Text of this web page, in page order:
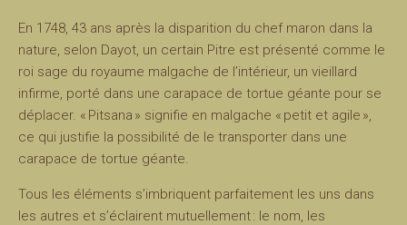
En 1748, 43 ans après la disparition du chef maron dans la
nature, selon Dayot, un certain Pitre est présenté comme le
roi sage du royaume malgache de l’intérieur, un vieillard
infirme, porté dans une carapace de tortue géante pour se
déplacer. « Pitsana » signifie en malgache « petit et agile »,
ce qui justifie la possibilité de le transporter dans une
carapace de tortue géante.
Tous les éléments s’imbriquent parfaitement les uns dans
les autres et s’éclairent mutuellement : le nom, les